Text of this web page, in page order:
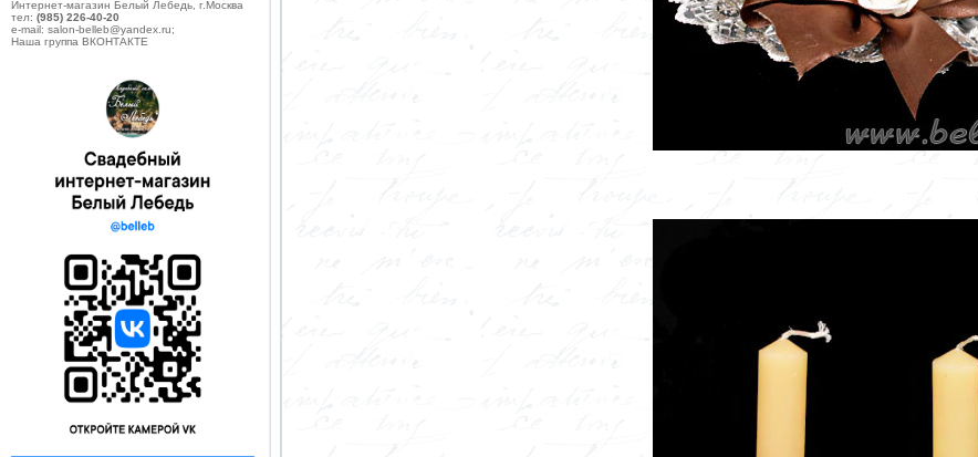
Интернет-магазин Белый Лебедь, г.Москва
тел: (985) 226-40-20
e-mail: salon-belleb@yandex.ru;
Наша группа ВКОНТАКТЕ